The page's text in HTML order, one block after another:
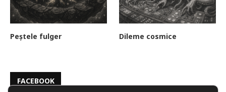
Peștele fulger Dileme cosmice
FACEBOOK